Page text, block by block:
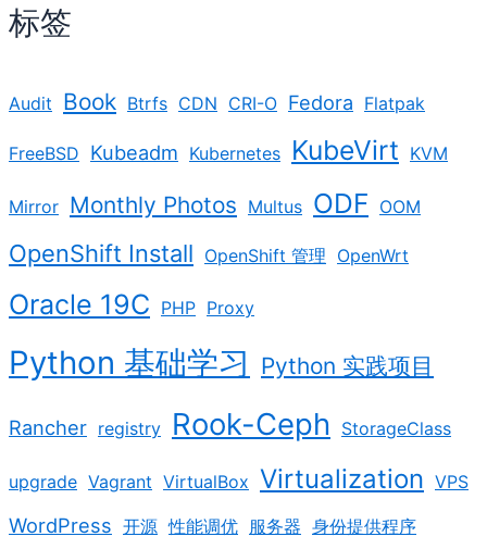
标签
Audit Book Btrfs CDN CRI-O Fedora Flatpak
FreeBSD Kubeadm Kubernetes KubeVirt KVM
Mirror Monthly Photos Multus ODF OOM
OpenShift Install OpenShift 管理 OpenWrt
Oracle 19C PHP Proxy
Python 基础学习 Python 实践项目
Rancher registry Rook-Ceph StorageClass
upgrade Vagrant VirtualBox Virtualization VPS
WordPress 开源 性能调优 服务器 身份提供程序